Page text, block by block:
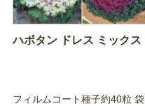
ハボタン ドレス ミックス
フィルムコート種子約40粒 袋